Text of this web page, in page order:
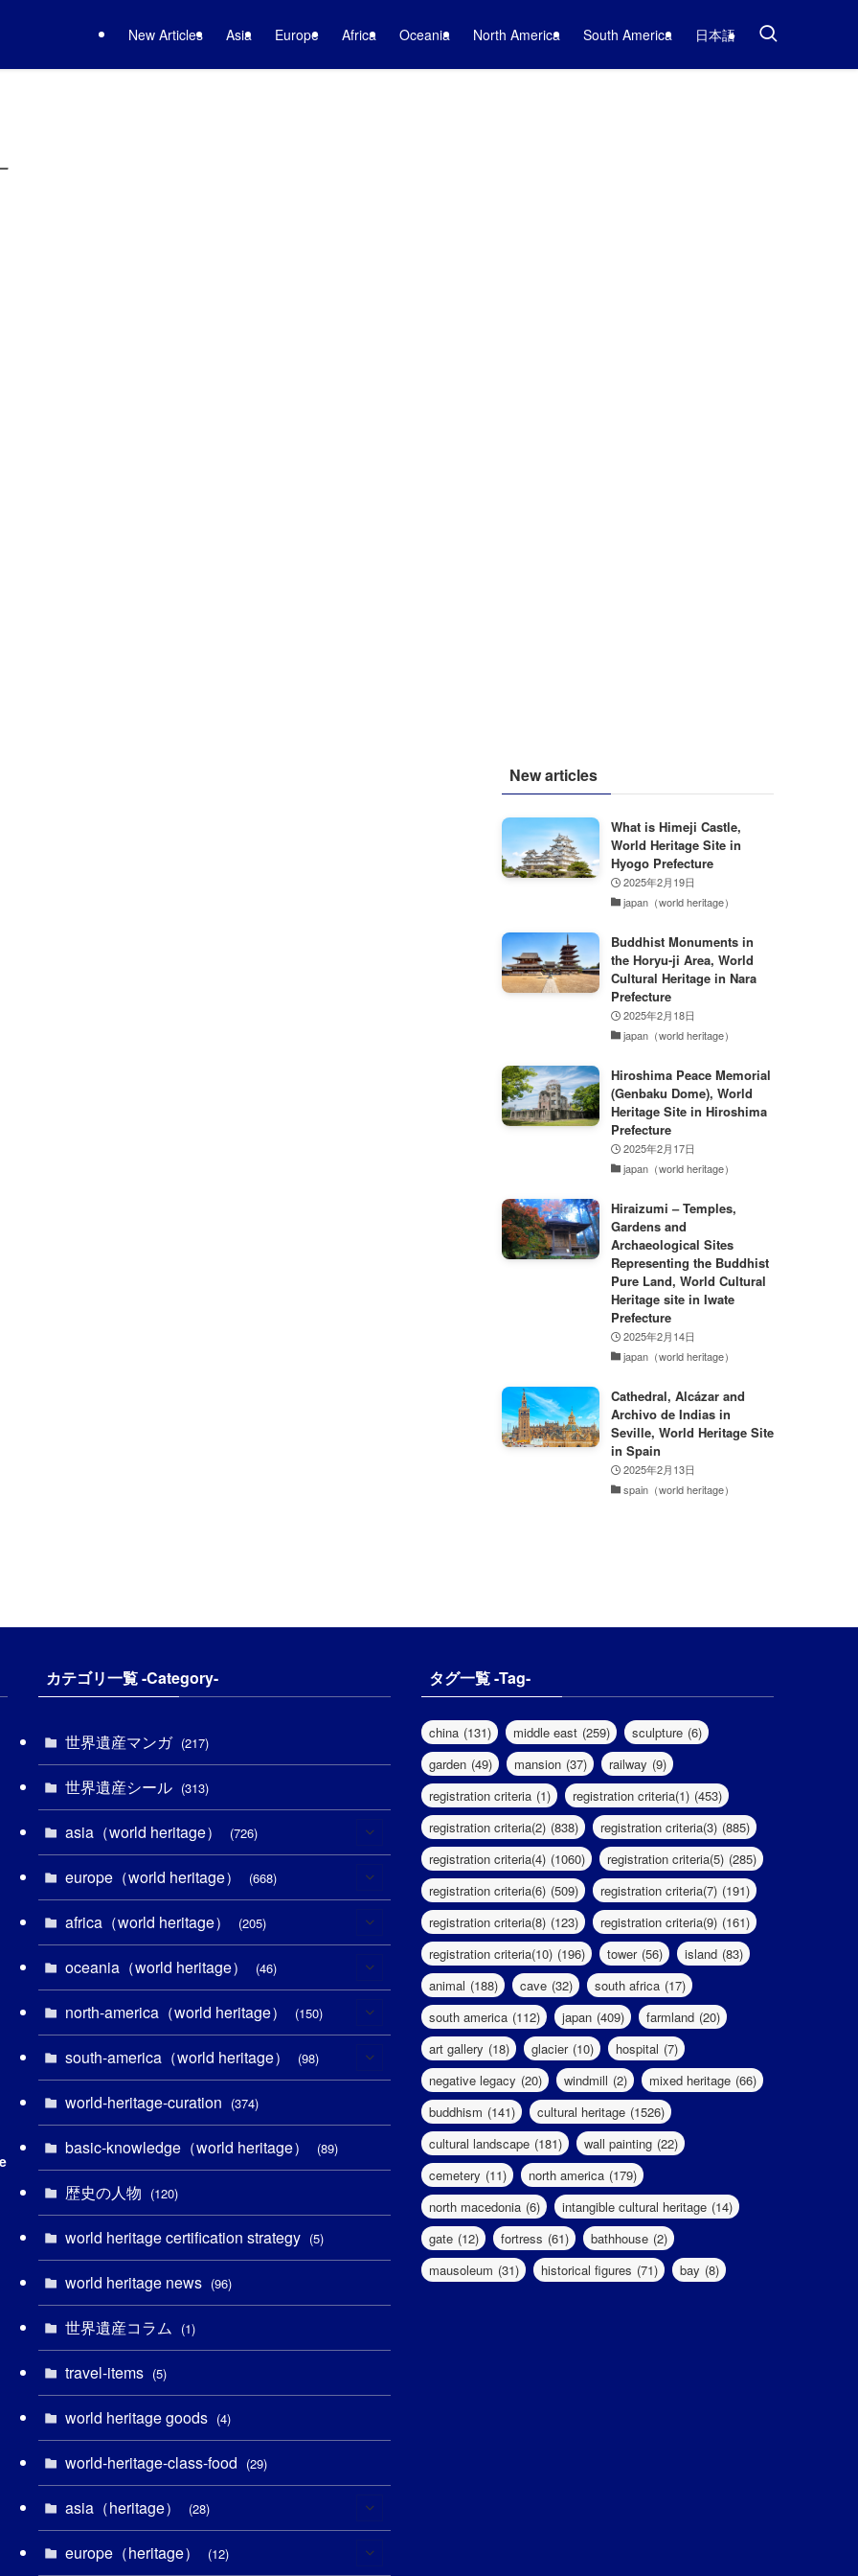
New Articles Asia Europe Africa Oceania North America South America 日本語
New articles
What is Himeji Castle,
World Heritage Site in
Hyogo Prefecture
2025年2月19日
japan（world heritage）
Buddhist Monuments in
the Horyu-ji Area, World
Cultural Heritage in Nara
Prefecture
2025年2月18日
japan（world heritage）
Hiroshima Peace Memorial
(Genbaku Dome), World
Heritage Site in Hiroshima
Prefecture
2025年2月17日
japan（world heritage）
Hiraizumi – Temples,
Gardens and
Archaeological Sites
Representing the Buddhist
Pure Land, World Cultural
Heritage site in Iwate
Prefecture
2025年2月14日
japan（world heritage）
Cathedral, Alcázar and
Archivo de Indias in
Seville, World Heritage Site
in Spain
2025年2月13日
spain（world heritage）
カテゴリ一覧 -Category-
世界遺産マンガ (217)
世界遺産シール (313)
asia（world heritage） (726)
(6)
(3)
(10)
(10)
(32)
(11)
(14)
(18)
(3)
europe（world heritage） (668)
(3)
(1)
(43)
(109)
(4)
(20)
(3)
(13)
(2)
africa（world heritage） (205)
(8)
(1)
(32)
(13)
(2)
(2)
(2)
(1)
(9)
oceania（world heritage） (46)
(25)
(6)
(1)
(1)
(4)
(1)
(1)
north-america（world heritage） (150)
(31)
(27)
(10)
(5)
(1)
south-america（world heritage） (98)
(14)
(4)
(9)
(3)
(8)
(27)
(5)
(19)
(8)
world-heritage-curation (374)
basic-knowledge（world heritage） (89)
歴史の人物 (120)
world heritage certification strategy (5)
world heritage news (96)
世界遺産コラム (1)
travel-items (5)
world heritage goods (4)
world-heritage-class-food (29)
asia（heritage） (28)
(1)
europe（heritage） (12)
タグ一覧 -Tag-
china (131) middle east (259) sculpture (6)
garden (49) mansion (37) railway (9)
registration criteria (1) registration criteria(1) (453)
registration criteria(2) (838) registration criteria(3) (885)
registration criteria(4) (1060) registration criteria(5) (285)
registration criteria(6) (509) registration criteria(7) (191)
registration criteria(8) (123) registration criteria(9) (161)
registration criteria(10) (196) tower (56) island (83)
animal (188) cave (32) south africa (17)
south america (112) japan (409) farmland (20)
art gallery (18) glacier (10) hospital (7)
negative legacy (20) windmill (2) mixed heritage (66)
buddhism (141) cultural heritage (1526)
cultural landscape (181) wall painting (22)
cemetery (11) north america (179)
north macedonia (6) intangible cultural heritage (14)
gate (12) fortress (61) bathhouse (2)
mausoleum (31) historical figures (71) bay (8)